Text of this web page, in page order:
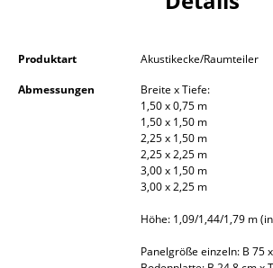
... alle Aufbewahrungsmöbel
Licht
Hängeleuchten & Deckenleuchten
Produktart
Akustikecke/Raumteiler
Abmessungen
Breite x Tiefe:
1,50 x 0,75 m
1,50 x 1,50 m
2,25 x 1,50 m
2,25 x 2,25 m
3,00 x 1,50 m
3,00 x 2,25 m
Höhe: 1,09/1,44/1,79 m
Panelgröße einzeln: B 75